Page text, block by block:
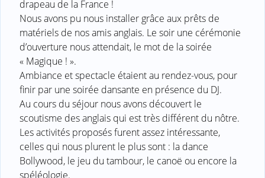
drapeau de la France !
Nous avons pu nous installer grâce aux prêts de
matériels de nos amis anglais. Le soir une cérémonie
d’ouverture nous attendait, le mot de la soirée
« Magique ! ».
Ambiance et spectacle étaient au rendez-vous, pour
finir par une soirée dansante en présence du DJ.
Au cours du séjour nous avons découvert le
scoutisme des anglais qui est très différent du nôtre.
Les activités proposés furent assez intéressante,
celles qui nous plurent le plus sont : la dance
Bollywood, le jeu du tambour, le canoë ou encore la
spéléologie.